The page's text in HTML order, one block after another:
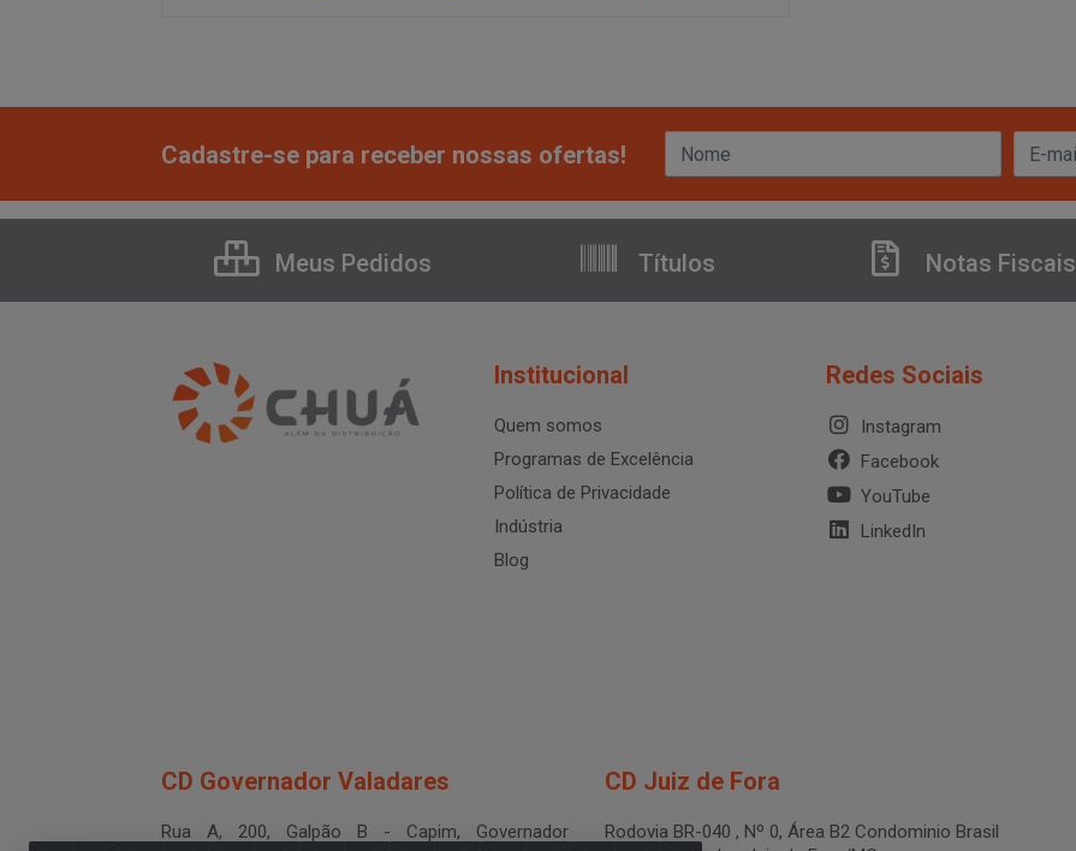
Cadastre-se para receber nossas ofertas!
Meus Pedidos Títulos Notas Fiscais
Institucional
Quem somos
Programas de Excelência
Política de Privacidade
Indústria
Blog
Redes Sociais
Instagram
Facebook
YouTube
LinkedIn
CD Governador Valadares
Rua A, 200, Galpão B - Capim, Governador
CD Juiz de Fora
Rodovia BR-040 , Nº 0, Área B2 Condominio Brasil